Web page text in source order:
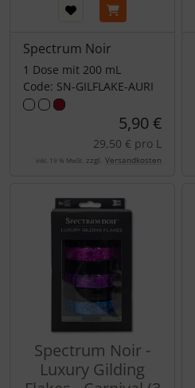
Spectrum Noir
1 Dose mit 200 mL
Code: SN-GILFLAKE-AURI
5,90 €
29,50 € pro L
inkl. 19 % MwSt. zzgl. Versandkosten
Spectrum Noir -
Luxury Gilding